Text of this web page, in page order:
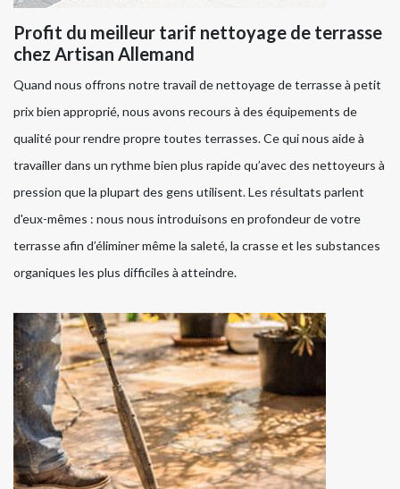
Profit du meilleur tarif nettoyage de terrasse
chez Artisan Allemand
Quand nous offrons notre travail de nettoyage de terrasse à petit
prix bien approprié, nous avons recours à des équipements de
qualité pour rendre propre toutes terrasses. Ce qui nous aide à
travailler dans un rythme bien plus rapide qu’avec des nettoyeurs à
pression que la plupart des gens utilisent. Les résultats parlent
d'eux-mêmes : nous nous introduisons en profondeur de votre
terrasse afin d’éliminer même la saleté, la crasse et les substances
organiques les plus difficiles à atteindre.